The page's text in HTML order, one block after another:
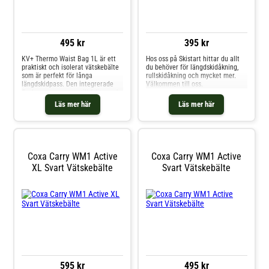
495 kr
Läs mer här
KV+ Thermo Waist Bag 1L är ett
praktiskt och isolerat vätskebälte
som är perfekt för långa
längdskidpass. Den integrerade
är designad för att hålla drycken
varm även under kalla vinterdagar.
Det justerbara midjebältet ger en
nycklar eller energibars – alltid
nära till hands när du behöver
dem.
395 kr
Läs mer här
Hos oss på Skistart hittar du allt
du behöver för längdskidåkning,
rullskidåkning och mycket mer.
Välkommen till oss.
Coxa Carry WM1 Active
XL Svart Vätskebälte
595 kr
Coxa Carry WM1 Active
Svart Vätskebälte
495 kr